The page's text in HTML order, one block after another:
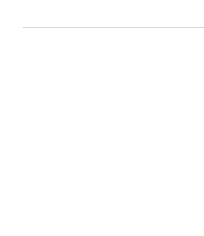
-9994초 전 >[속보]코스피, 6300선 재탈